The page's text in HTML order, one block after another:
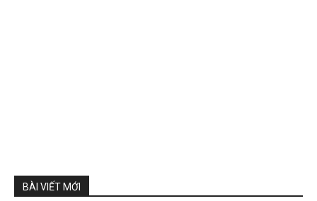
BÀI VIẾT MỚI